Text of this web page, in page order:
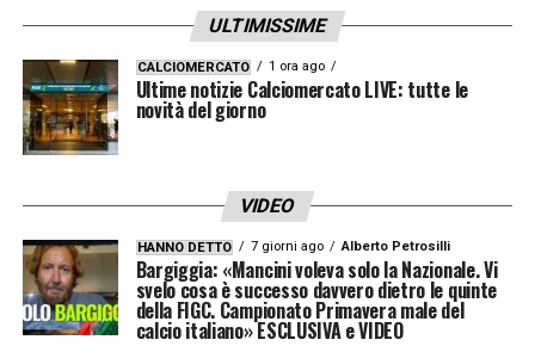
calciomercato Genoasi prepara così a
mettere a segno un colpo in prospettiva, in
attesa di ulteriori movimenti nei prossimi
giorni.
LA PLAYLIST DELLE NOSTRE TOP NEWS
ULTIMISSIME
CALCIOMERCATO 1 ora ago
Ultime notizie Calciomercato LIVE: tutte le
novità del giorno
VIDEO
HANNO DETTO 7 giorni ago Alberto Petrosilli
Bargiggia: «Mancini voleva solo la Nazionale. Vi
svelo cosa è successo davvero dietro le quinte
della FIGC. Campionato Primavera male del
calcio italiano» ESCLUSIVA e VIDEO